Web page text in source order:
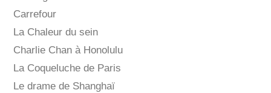
Carrefour
La Chaleur du sein
Charlie Chan à Honolulu
La Coqueluche de Paris
Le drame de Shanghaï